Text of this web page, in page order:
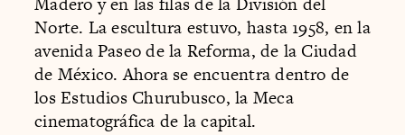
Norte. La escultura estuvo, hasta 1958, en la
avenida Paseo de la Reforma, de la Ciudad
de México. Ahora se encuentra dentro de
los Estudios Churubusco, la Meca
cinematográfica de la capital.